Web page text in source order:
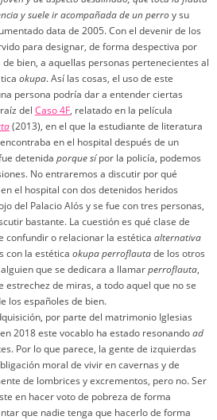
y suele ir acompañada de un perroy su
data de 2005. Con el devenir de los
para designar, de forma despectiva por
bien, a aquellas personas pertenecientes al
okupa. Así las cosas, el uso de este
persona podría dar a entender ciertas
del Caso 4F, relatado en la película
(2013), en el que la estudiante de literatura
en el hospital después de un
detenida porque sípor la policía, podemos
No entraremos a discutir por qué
el hospital con dos detenidos heridos
del Palacio Alós y se fue con tres personas,
bastante. La cuestión es qué clase de
confundir o relacionar la estética alternativa
con la estética okupa perroflautade los otros
que se dedicara a llamarperroflauta,
estrechez de miras, a todo aquel que no se
los españoles de bien.
por parte del matrimonio Iglesias
2018 este vocablo ha estado resonandoad
Por lo que parece, la gente de izquierdas
moral de vivir en cavernas y de
de lombrices y excrementos, pero no. Ser
en hacer voto de pobreza de forma
que nadie tenga que hacerlo de forma